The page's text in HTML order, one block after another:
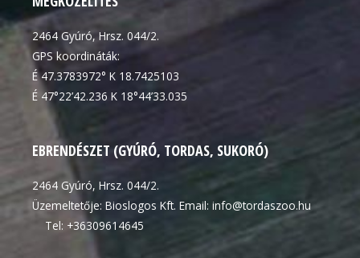
2464 Gyúró, Hrsz. 044/2.
GPS koordináták:
É 47.3783972° K 18.7425103
É 47°22’42.236 K 18°44’33.035
EBRENDÉSZET (GYÚRÓ, TORDAS, SUKORÓ)
2464 Gyúró, Hrsz. 044/2.
Üzemeltetője: Bioslogos Kft. Email: info@tordaszoo.hu
Tel: +36309614645